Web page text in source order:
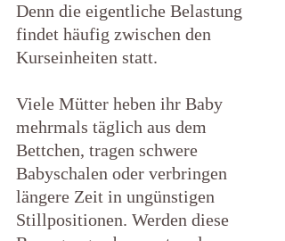
Denn die eigentliche Belastung
findet häufig zwischen den
Kurseinheiten statt.
Viele Mütter heben ihr Baby
mehrmals täglich aus dem
Bettchen, tragen schwere
Babyschalen oder verbringen
längere Zeit in ungünstigen
Stillpositionen. Werden diese